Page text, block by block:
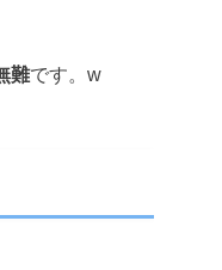
難です。w